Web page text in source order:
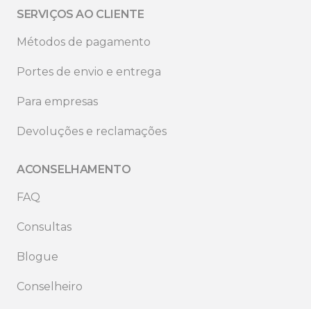
SERVIÇOS AO CLIENTE
Métodos de pagamento
Portes de envio e entrega
Para empresas
Devoluções e reclamações
ACONSELHAMENTO
FAQ
Consultas
Blogue
Conselheiro